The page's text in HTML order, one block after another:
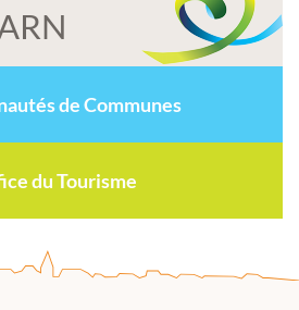
de Communes
du Tourisme